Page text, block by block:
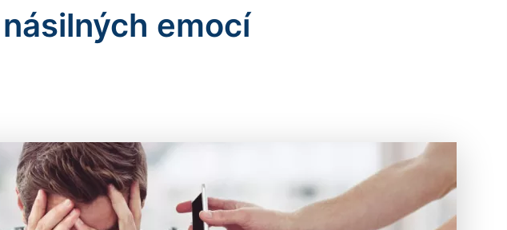
emocí